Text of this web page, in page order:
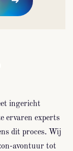
ingericht
ervaren experts
dit proces. Wij
avontuur tot